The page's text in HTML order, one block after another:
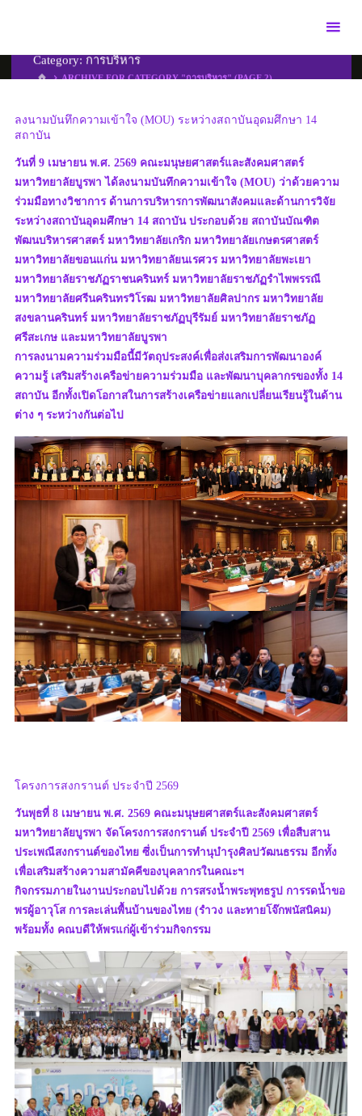
Category: การบริหาร
HOME
ARCHIVE FOR CATEGORY "การบริหาร"(PAGE 2)
ลงนามบันทึกความเข้าใจ (MOU) ระหว่างสถาบันอุดมศึกษา 14
สถาบัน
วันที่ 9 เมษายน พ.ศ. 2569 คณะมนุษยศาสตร์และสังคมศาสตร์
มหาวิทยาลัยบูรพา ได้ลงนามบันทึกความเข้าใจ (MOU) ว่าด้วยความ
ร่วมมือทางวิชาการ ด้านการบริหารการพัฒนาสังคมและด้านการวิจัย
ระหว่างสถาบันอุดมศึกษา 14 สถาบัน ประกอบด้วย สถาบันบัณฑิต
พัฒนบริหารศาสตร์ มหาวิทยาลัยเกริก มหาวิทยาลัยเกษตรศาสตร์
มหาวิทยาลัยขอนแก่น มหาวิทยาลัยนเรศวร มหาวิทยาลัยพะเยา
มหาวิทยาลัยราชภัฏราชนครินทร์ มหาวิทยาลัยราชภัฏรำไพพรรณี
มหาวิทยาลัยศรีนครินทรวิโรฒ มหาวิทยาลัยศิลปากร มหาวิทยาลัย
สงขลานครินทร์ มหาวิทยาลัยราชภัฏบุรีรัมย์ มหาวิทยาลัยราชภัฏ
ศรีสะเกษ และมหาวิทยาลัยบูรพา
การลงนามความร่วมมือนี้มีวัตถุประสงค์เพื่อส่งเสริมการพัฒนาองค์
ความรู้ เสริมสร้างเครือข่ายความร่วมมือ และพัฒนาบุคลากรของทั้ง 14
สถาบัน อีกทั้งเปิดโอกาสในการสร้างเครือข่ายแลกเปลี่ยนเรียนรู้ในด้าน
ต่าง ๆ ระหว่างกันต่อไป
โครงการสงกรานต์ ประจำปี 2569
วันพุธที่ 8 เมษายน พ.ศ. 2569 คณะมนุษยศาสตร์และสังคมศาสตร์
มหาวิทยาลัยบูรพา จัดโครงการสงกรานต์ ประจำปี 2569 เพื่อสืบสาน
ประเพณีสงกรานต์ของไทย ซึ่งเป็นการทำนุบำรุงศิลปวัฒนธรรม อีกทั้ง
เพื่อเสริมสร้างความสามัคคีของบุคลากรในคณะฯ
กิจกรรมภายในงานประกอบไปด้วย การสรงน้ำพระพุทธรูป การรดน้ำขอ
พรผู้อาวุโส การละเล่นพื้นบ้านของไทย (รำวง และทายโจ๊กพนัสนิคม)
พร้อมทั้ง คณบดีให้พรแก่ผู้เข้าร่วมกิจกรรม